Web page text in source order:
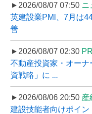
►2026/08/07 07:50 ニ
英建設業PMI、7月は
善
►2026/08/07 02:30
不動産投資家・オー
資戦略」に ...
►2026/08/06 20:50 産
建設技能者向けポイ